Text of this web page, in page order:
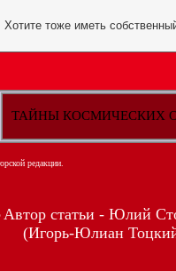
ТАЙНЫ КОСМИЧЕСКИХ
редакции.
Автор статьи - Юлий
(Игорь-Юлиан
Хотите тоже иметь